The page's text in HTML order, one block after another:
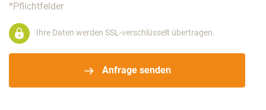
*Pflichtfelder
Anfrage senden
Ihre Daten werden SSL-verschlüsselt übertragen.